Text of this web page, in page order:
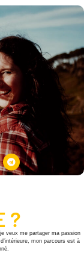
?
veux me partager ma passion
mon parcours est à